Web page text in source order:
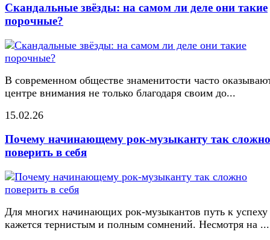
Скандальные звёзды: на самом ли деле они такие
порочные?
В современном обществе знаменитости часто
центре внимания не только благодаря своим до...
15.02.26
Почему начинающему рок-музыканту так сложно
поверить в себя
Для многих начинающих рок-музыкантов путь к успеху
кажется тернистым и полным сомнений. Несмотря на ...